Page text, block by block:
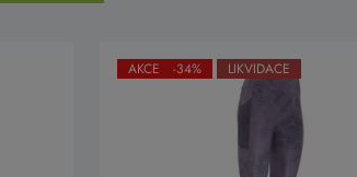
AKCE -34% LIKVIDACE